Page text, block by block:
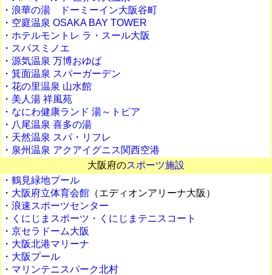
・ 浪華の湯 ドーミーイン大阪谷町
・ 空庭温泉 OSAKA BAY TOWER
・ ホテルモントレ ラ・スール大阪
・ スパスミノエ
・ 源気温泉 万博おゆば
・ 箕面温泉 スパーガーデン
・ 花の里温泉 山水館
・ 美人湯 祥風苑
・ なにわ健康ランド 湯～トピア
・ 八尾温泉 喜多の湯
・ 天然温泉 スパ・リフレ
・ 泉州温泉 アクアイグニス関西空港
大阪府のスポーツ施設
・ 鶴見緑地プール
・ 大阪府立体育会館 （エディオンアリーナ大阪）
・ 浪速スポーツセンター
・ くにじまスポーツ・くにじまテニスコート
・ 京セラドーム大阪
・ 大阪北港マリーナ
・ 大阪プール
・ マリンテニスパーク北村